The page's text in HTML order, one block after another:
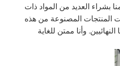
بشراء العديد من المواد ذات
المنتجات المصنوعة من هذه
النهائيين. وأنا ممتن للغاية